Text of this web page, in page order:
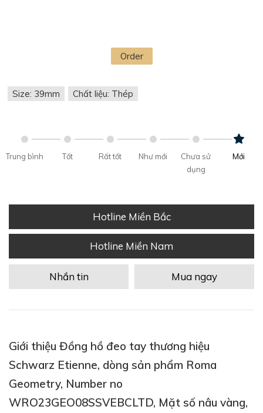
Order
Size: 39mm Chất liệu: Thép
Trung bình Tốt Rất tốt Như mới
Chưa sử
dụng
Mới
Hotline Miền Bắc
Hotline Miền Nam
Nhắn tin Mua ngay
Giới thiệu Đồng hồ đeo tay thương hiệu
Schwarz Etienne, dòng sản phẩm Roma
Geometry, Number no
WRO23GEO08SSVEBCLTD, Mặt số nâu vàng,